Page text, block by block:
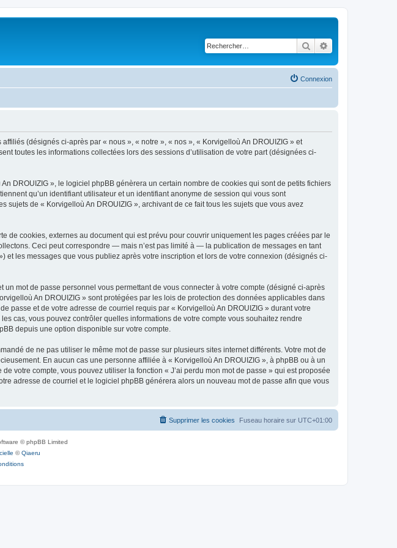
Rechercher
Connexion
(désignés ci-après par « nous », « notre », « nos », « Korvigelloù An DROUIZIG » et
toutes les informations collectées lors des sessions d’utilisation de votre part (désignées ci-
DROUIZIG », le logiciel phpBB génèrera un certain nombre de cookies qui sont de petits fichiers
qu’un identifiant utilisateur et un identifiant anonyme de session qui vous sont
de « Korvigelloù An DROUIZIG », archivant de ce fait tous les sujets que vous avez
de cookies, externes au document qui est prévu pour couvrir uniquement les pages créées par le
Ceci peut correspondre — mais n’est pas limité à — la publication de messages en tant
et les messages que vous publiez après votre inscription et lors de votre connexion (désignés ci-
mot de passe personnel vous permettant de vous connecter à votre compte (désigné ci-après
An DROUIZIG » sont protégées par les lois de protection des données applicables dans
passe et de votre adresse de courriel requis par « Korvigelloù An DROUIZIG » durant votre
cas, vous pouvez contrôler quelles informations de votre compte vous souhaitez rendre
depuis une option disponible sur votre compte.
de ne pas utiliser le même mot de passe sur plusieurs sites internet différents. Votre mot de
En aucun cas une personne affiliée à « Korvigelloù An DROUIZIG », à phpBB ou à un
votre compte, vous pouvez utiliser la fonction « J’ai perdu mon mot de passe » qui est proposée
adresse de courriel et le logiciel phpBB générera alors un nouveau mot de passe afin que vous
Fuseau horaire sur UTC+01:00
Supprimer les cookies
© phpBB Limited
©Qiaeru